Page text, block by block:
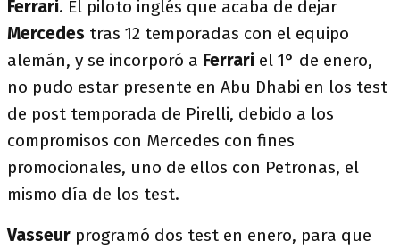
Ferrari. El piloto inglés que acaba de dejar
Mercedes tras 12 temporadas con el equipo
alemán, y se incorporó a Ferrari el 1° de enero,
no pudo estar presente en Abu Dhabi en los test
de post temporada de Pirelli, debido a los
compromisos con Mercedes con fines
promocionales, uno de ellos con Petronas, el
mismo día de los test.
Vasseur programó dos test en enero, para que